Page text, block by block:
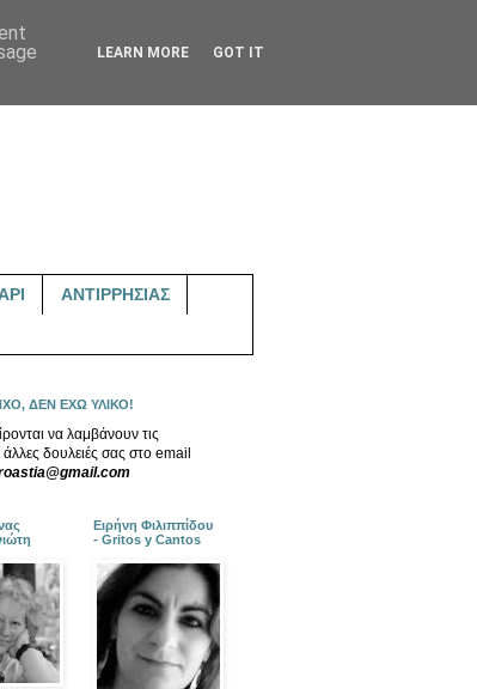
ΑΝΤΙΡΡΗΣΙΑΣ
ΔΕΝ ΕΧΩ ΥΛΙΚΟ!
να λαμβάνουν τις
άλλες δουλειές σας στο email
Ειρήνη Φιλιππίδου
- Gritos y Cantos
LEARN MORE GOT IT